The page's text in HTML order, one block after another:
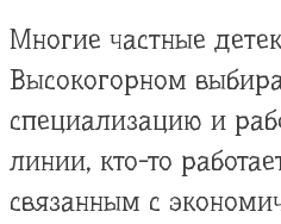
Многие частные
Высокогорном
специализацию и
линии, кто-то
связанным с